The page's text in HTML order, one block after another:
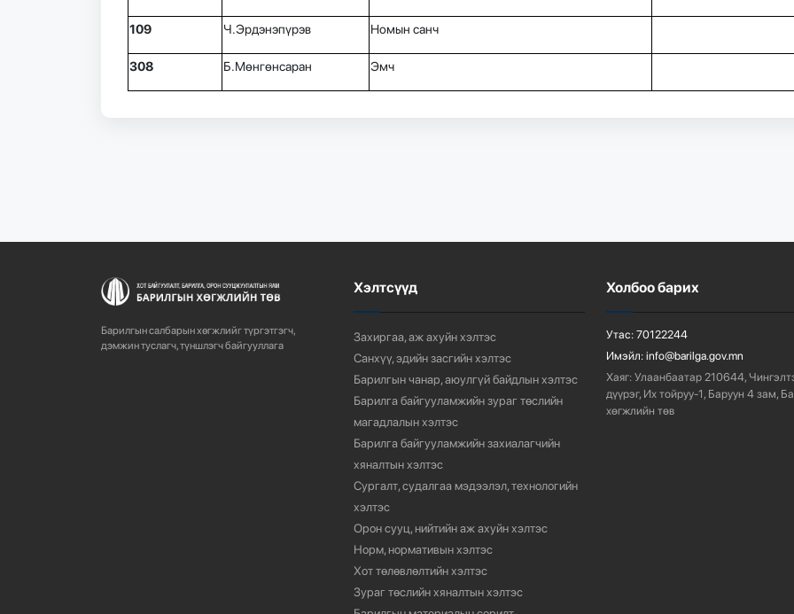
109 Ч.Эрдэнэпүрэв Номын санч
308 Б.Мөнгөнсаран Эмч
Барилгын салбарын хөгжлийг түргэтгэгч,
дэмжин туслагч, түншлэгч байгууллага
Хэлтсүүд
Захиргаа, аж ахуйн хэлтэс
Санхүү, эдийн засгийн хэлтэс
Барилгын чанар, аюулгүй байдлын хэлтэс
Барилга байгууламжийн зураг төслийн
магадлалын хэлтэс
Барилга байгууламжийн захиалагчийн
хяналтын хэлтэс
Сургалт, судалгаа мэдээлэл, технологийн
хэлтэс
Орон сууц, нийтийн аж ахуйн хэлтэс
Норм, нормативын хэлтэс
Хот төлөвлөлтийн хэлтэс
Зураг төслийн хяналтын хэлтэс
Холбоо барих
Утас: 70122244
Имэйл: info@barilga.gov.mn
Хаяг: Улаанбаатар 210644,
дүүрэг, Их тойруу-1, Баруун 4 зам,
хөгжлийн төв